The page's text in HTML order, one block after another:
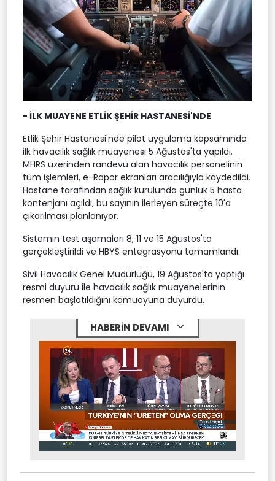
- İLK MUAYENE ETLİK ŞEHİR HASTANESİ'NDE
Etlik Şehir Hastanesi'nde pilot uygulama kapsamında
ilk havacılık sağlık muayenesi 5 Ağustos'ta yapıldı.
MHRS üzerinden randevu alan havacılık personelinin
tüm işlemleri, e-Rapor ekranları aracılığıyla kaydedildi.
Hastane tarafından sağlık kurulunda günlük 5 hasta
kontenjanı açıldı, bu sayının ilerleyen süreçte 10'a
çıkarılması planlanıyor.
Sistemin test aşamaları 8, 11 ve 15 Ağustos'ta
gerçekleştirildi ve HBYS entegrasyonu tamamlandı.
Sivil Havacılık Genel Müdürlüğü, 19 Ağustos'ta yaptığı
resmi duyuru ile havacılık sağlık muayenelerinin
resmen başlatıldığını kamuoyuna duyurdu.
HABERİN DEVAMI
Mute Stream